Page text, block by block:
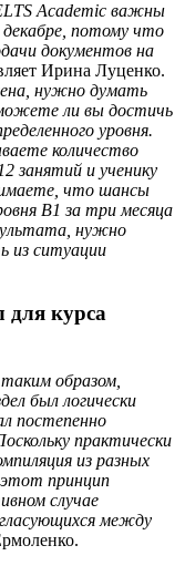
Academic важны
потому что
документов на
Ирина Луценко.
нужно думать
ли вы достичь
уровня.
количество
занятий и ученику
что шансы
В1 за три месяца
нужно
из ситуации
для курса
образом,
был логически
постепенно
практически
из разных
принцип
случае
между